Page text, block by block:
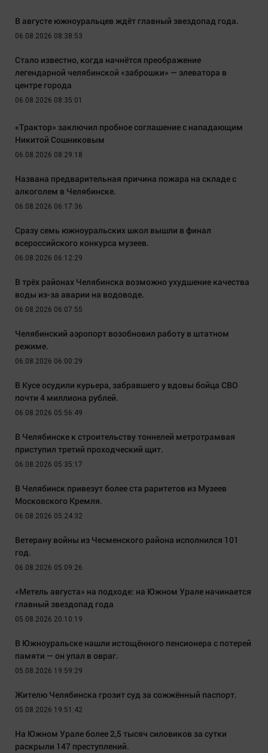
В августе южноуральцев ждёт главный звездопад года.
06.08.2026 08:38:53
Стало известно, когда начнётся преображение
легендарной челябинской «заброшки» — элеватора в
центре города
06.08.2026 08:35:01
«Трактор» заключил пробное соглашение с нападающим
Никитой Сошниковым
06.08.2026 08:29:18
Названа предварительная причина пожара на складе с
алкоголем в Челябинске.
06.08.2026 06:17:36
Сразу семь южноуральских школ вышли в финал
всероссийского конкурса музеев.
06.08.2026 06:12:29
В трёх районах Челябинска возможно ухудшение качества
воды из-за аварии на водоводе.
06.08.2026 06:07:55
Челябинский аэропорт возобновил работу в штатном
режиме.
06.08.2026 06:00:29
В Кусе осудили курьера, забравшего у вдовы бойца СВО
почти 4 миллиона рублей.
06.08.2026 05:56:49
В Челябинске к строительству тоннелей метротрамвая
приступил третий проходческий щит.
06.08.2026 05:35:17
В Челябинск привезут более ста раритетов из Музеев
Московского Кремля.
06.08.2026 05:24:32
Ветерану войны из Чесменского района исполнился 101
год.
06.08.2026 05:09:26
«Метель августа» на подходе: на Южном Урале начинается
главный звездопад года
05.08.2026 20:10:19
В Южноуральске нашли истощённого пенсионера с потерей
памяти — он упал в овраг.
05.08.2026 19:59:29
Жителю Челябинска грозит суд за сожжённый паспорт.
05.08.2026 19:51:42
На Южном Урале более 2,5 тысяч силовиков за сутки
раскрыли 147 преступлений.